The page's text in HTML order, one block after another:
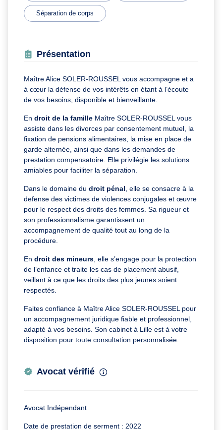
Séparation de corps
Présentation
Maître Alice SOLER-ROUSSEL vous accompagne et a
à cœur la défense de vos intérêts en étant à l’écoute
de vos besoins, disponible et bienveillante.
En droit de la famille Maître SOLER-ROUSSEL vous
assiste dans les divorces par consentement mutuel, la
fixation de pensions alimentaires, la mise en place de
garde alternée, ainsi que dans les demandes de
prestation compensatoire. Elle privilégie les solutions
amiables pour faciliter la séparation.
Dans le domaine du droit pénal , elle se consacre à la
defense des victimes de violences conjugales et œuvre
pour le respect des droits des femmes. Sa rigueur et
son professionnalisme garantissent un
accompagnement de qualité tout au long de la
procédure.
En droit des mineurs , elle s’engage pour la protection
de l’enfance et traite les cas de placement abusif,
veillant à ce que les droits des plus jeunes soient
respectés.
Faites confiance à Maître Alice SOLER-ROUSSEL pour
un accompagnement juridique fiable et professionnel,
adapté à vos besoins. Son cabinet à Lille est à votre
disposition pour toute consultation personnalisée.
Avocat vérifié
Avocat Indépendant
Date de prestation de serment : 2022